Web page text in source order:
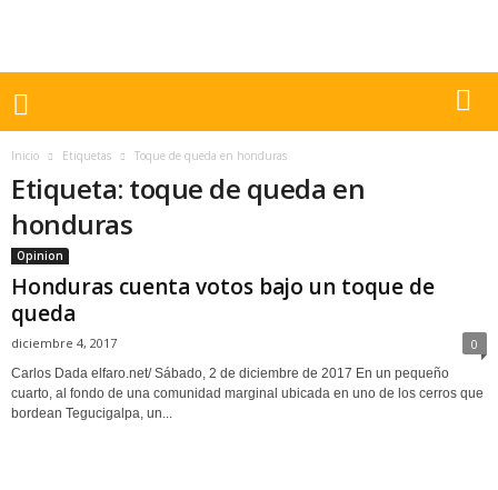
Inicio Etiquetas Toque de queda en honduras
Etiqueta: toque de queda en
honduras
Opinion
Honduras cuenta votos bajo un toque de
queda
diciembre 4, 2017 0
Carlos Dada elfaro.net/ Sábado, 2 de diciembre de 2017 En un pequeño
cuarto, al fondo de una comunidad marginal ubicada en uno de los cerros que
bordean Tegucigalpa, un...